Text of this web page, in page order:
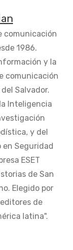
comunicación
1986.
y la
comunicación
Salvador.
Inteligencia
y del
en Seguridad
ESET
de San
Elegido por
de
latina".